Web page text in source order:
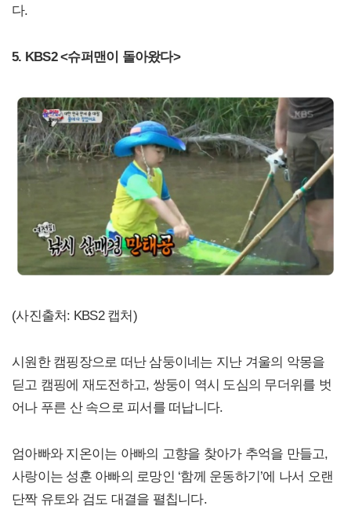
다.
5. KBS2 <슈퍼맨이 돌아왔다>
(사진출처: KBS2 캡처)
시원한 캠핑장으로 떠난 삼둥이네는 지난 겨울의 악몽을
딛고 캠핑에 재도전하고, 쌍둥이 역시 도심의 무더위를 벗
어나 푸른 산 속으로 피서를 떠납니다.
엄아빠와 지온이는 아빠의 고향을 찾아가 추억을 만들고,
사랑이는 성훈 아빠의 로망인 ‘함께 운동하기’에 나서 오랜
단짝 유토와 검도 대결을 펼칩니다.